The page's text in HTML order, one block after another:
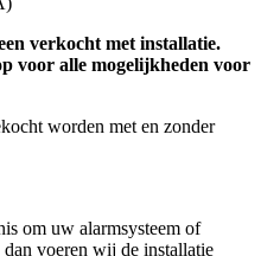
verkocht met installatie.
voor alle mogelijkheden voor
worden met en zonder
om uw alarmsysteem of
dan voeren wij de installatie